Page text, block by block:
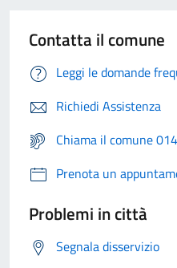
Contatta il comune
Leggi le domande
Richiedi Assistenza
Chiama il comune
Prenota un
Problemi in città
Segnala disservizio